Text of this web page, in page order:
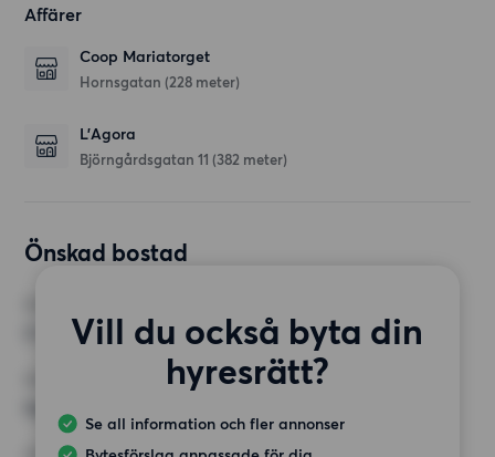
Affärer
Coop Mariatorget
Hornsgatan (228 meter)
L’Agora
Björngårdsgatan 11 (382 meter)
Önskad bostad
Vill du också byta din
hyresrätt?
Se all information och fler annonser
MINST ANTAL KVADRATMETER